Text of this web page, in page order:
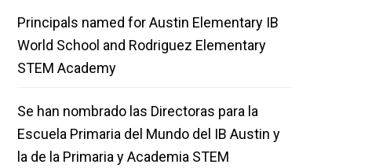
Principals named for Austin Elementary IB
World School and Rodriguez Elementary
STEM Academy
Se han nombrado las Directoras para la
Escuela Primaria del Mundo del IB Austin y
la de la Primaria y Academia STEM